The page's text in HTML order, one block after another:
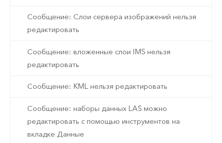
Сообщение: Слои сервера изображений нельзя
редактировать
Сообщение: вложенные слои IMS нельзя
редактировать
Сообщение: KML нельзя редактировать
Сообщение: наборы данных LAS можно
редактировать с помощью инструментов на
вкладке Данные